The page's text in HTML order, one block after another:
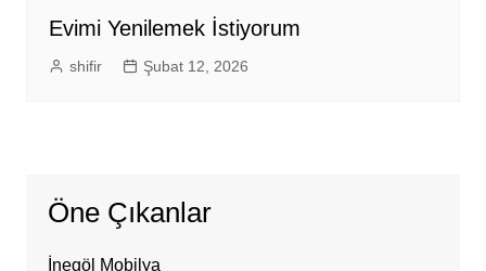
Evimi Yenilemek İstiyorum
shifir Şubat 12, 2026
Öne Çıkanlar
İnegöl Mobilya